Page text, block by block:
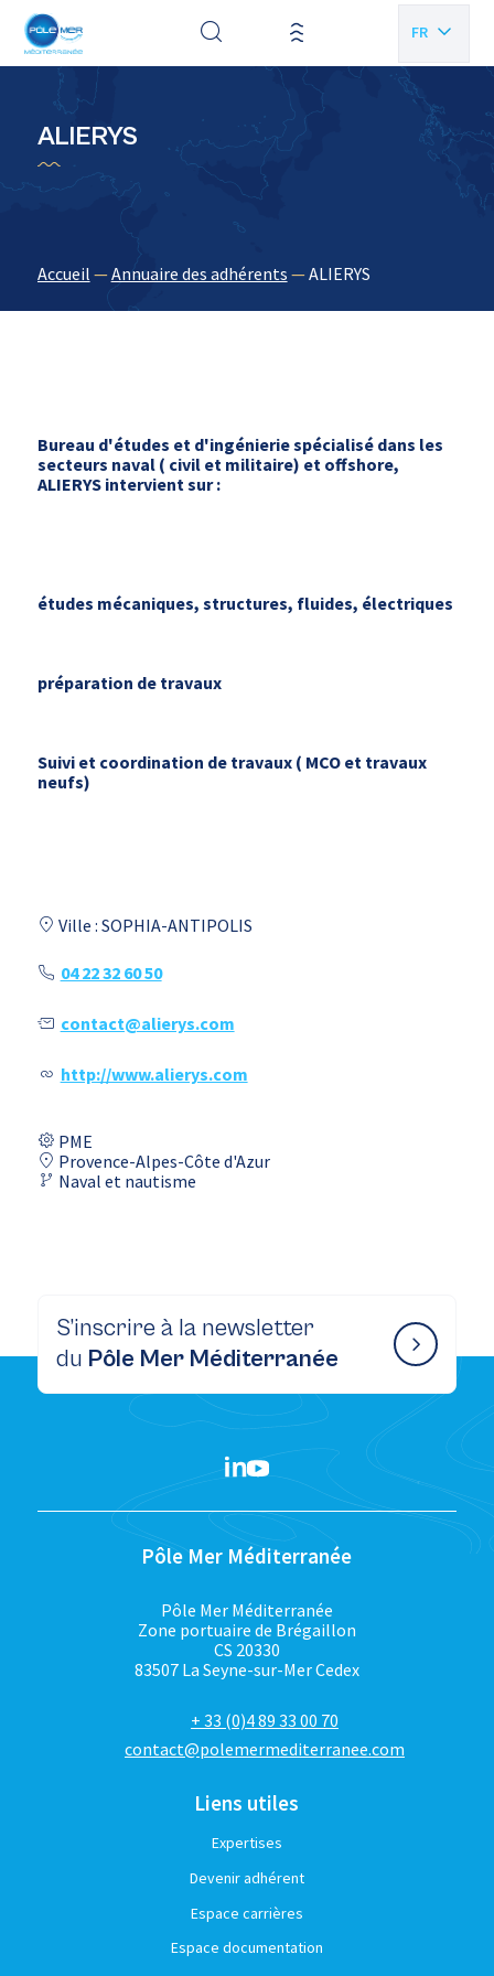
FR
EN
ALIERYS
Accueil —Annuaire des adhérents —ALIERYS
Bureau d'études et d'ingénierie spécialisé dans les
secteurs naval ( civil et militaire) et offshore,
ALIERYS intervient sur :
études mécaniques, structures, fluides, électriques
préparation de travaux
Suivi et coordination de travaux ( MCO et travaux
neufs)
Ville : SOPHIA-ANTIPOLIS
04 22 32 60 50
contact@alierys.com
http://www.alierys.com
PME
Provence-Alpes-Côte d'Azur
Naval et nautisme
S’inscrire à la newsletter
du Pôle Mer Méditerranée
Pôle Mer Méditerranée
Pôle Mer Méditerranée
Zone portuaire de Brégaillon
CS 20330
83507 La Seyne-sur-Mer Cedex
+ 33 (0)4 89 33 00 70
contact@polemermediterranee.com
Liens utiles
Expertises
Devenir adhérent
Espace carrières
Espace documentation
Panneau de gestion des cookies